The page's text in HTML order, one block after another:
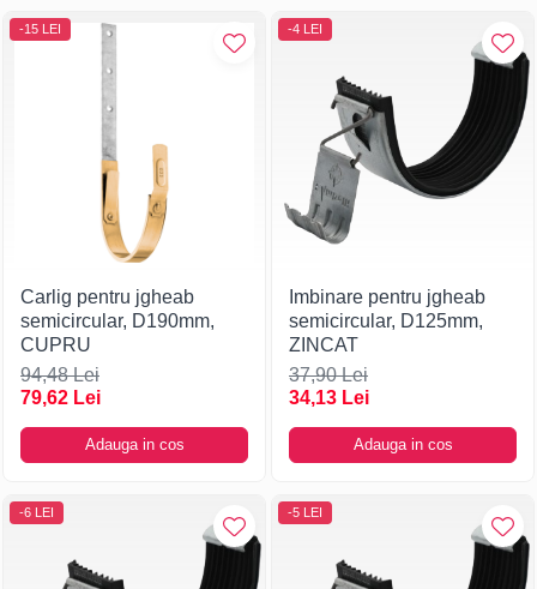
-15 LEI
Carlig pentru jgheab
semicircular, D190mm,
CUPRU
94,48 Lei
79,62 Lei
Adauga in cos
-4 LEI
Imbinare pentru jgheab
semicircular, D125mm,
ZINCAT
37,90 Lei
34,13 Lei
Adauga in cos
-6 LEI -5 LEI